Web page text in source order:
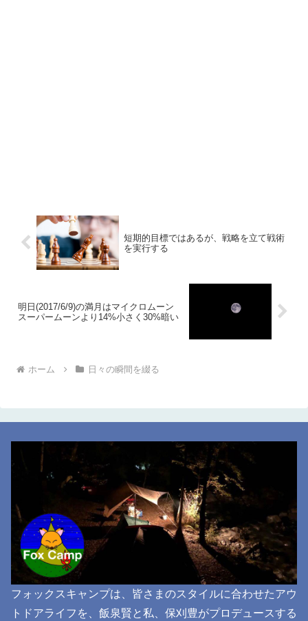
短期的目標ではあるが、戦略を立て戦術
を実行する
明日(2017/6/9)の満月はマイクロムーン
スーパームーンより14%小さく30%暗い
ホーム 日々の瞬間を綴る
フォックスキャンプは、皆さまのスタイルに合わせたアウ
トドアライフを、飯泉賢と私、保刈豊がプロデュースする